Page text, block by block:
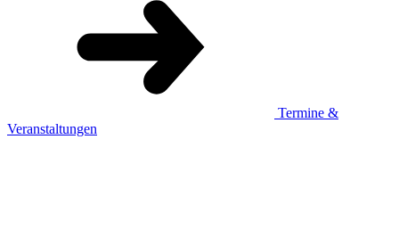
Termine &
Veranstaltungen